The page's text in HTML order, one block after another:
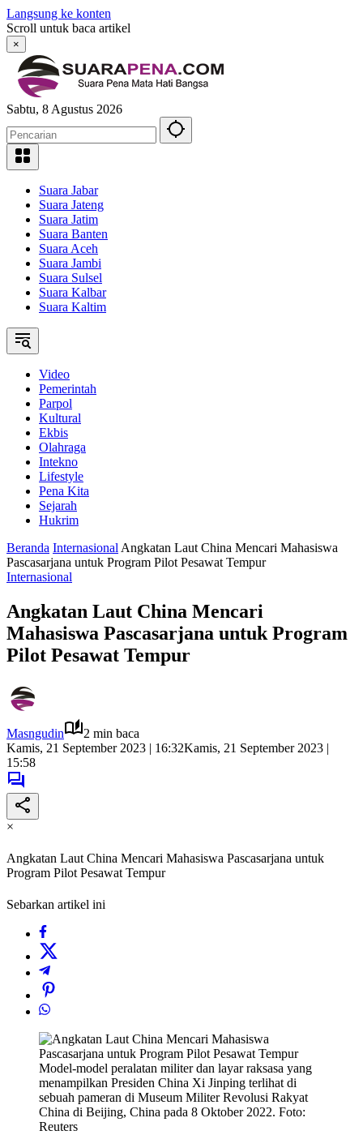
Langsung ke konten
Scroll untuk baca artikel
×
Sabtu, 8 Agustus 2026
Suara Jabar
Suara Jateng
Suara Jatim
Suara Banten
Suara Aceh
Suara Jambi
Suara Sulsel
Suara Kalbar
Suara Kaltim
Video
Pemerintah
Parpol
Kultural
Ekbis
Olahraga
Intekno
Lifestyle
Pena Kita
Sejarah
Hukrim
Beranda Internasional Angkatan Laut China Mencari Mahasiswa
Pascasarjana untuk Program Pilot Pesawat Tempur
Internasional
Angkatan Laut China Mencari
Mahasiswa Pascasarjana untuk Program
Pilot Pesawat Tempur
Masngudin
2 min baca
Kamis, 21 September 2023 | 16:32Kamis, 21 September 2023 |
15:58
×
Angkatan Laut China Mencari Mahasiswa Pascasarjana untuk
Program Pilot Pesawat Tempur
Sebarkan artikel ini
Model-model peralatan militer dan layar raksasa yang
menampilkan Presiden China Xi Jinping terlihat di
sebuah pameran di Museum Militer Revolusi Rakyat
China di Beijing, China pada 8 Oktober 2022. Foto:
Reuters